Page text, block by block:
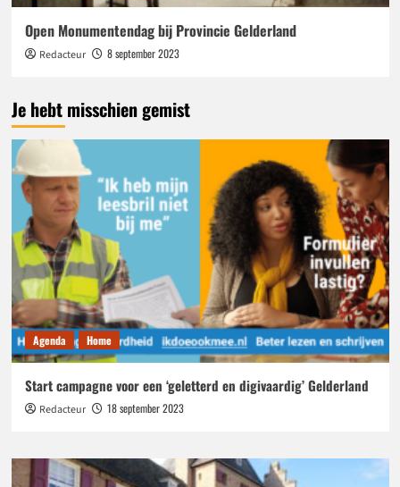
Open Monumentendag bij Provincie Gelderland
Redacteur 8 september 2023
Je hebt misschien gemist
Agenda Home
Start campagne voor een ‘geletterd en digivaardig’ Gelderland
Redacteur 18 september 2023